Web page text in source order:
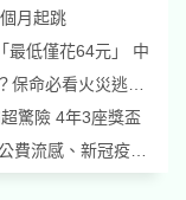
月起跳
最低僅花64元」 中
火災逃生迷思破解
驚險 4年3座獎盃
、新冠疫苗二階開